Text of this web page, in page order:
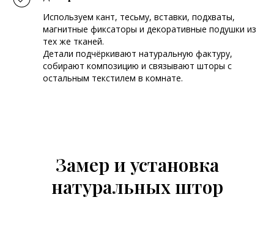
Используем кант, тесьму, вставки, подхваты,
магнитные фиксаторы и декоративные подушки из
тех же тканей.
Детали подчёркивают натуральную фактуру,
собирают композицию и связывают шторы с
остальным текстилем в комнате.
Замер и установка
натуральных штор